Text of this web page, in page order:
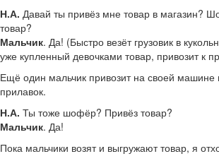
Н.А. Давай ты привёз мне товар в магазин?
товар?
Мальчик. Да! (Быстро везёт грузовик в
уже купленный девочками товар, привозит к
Ещё один мальчик привозит на своей машине
прилавок.
Н.А. Ты тоже шофёр? Привёз товар?
Мальчик. Да!
Пока мальчики возят и выгружают товар, я